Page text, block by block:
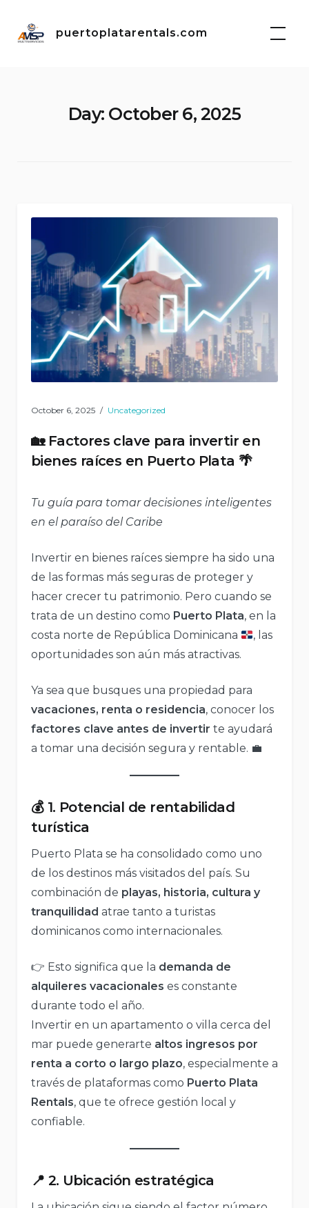
content
puertoplatarentals.com
Day: October 6, 2025
October 6, 2025 Uncategorized
🏡 Factores clave para invertir en
bienes raíces en Puerto Plata 🌴
Tu guía para tomar decisiones inteligentes
en el paraíso del Caribe
Invertir en bienes raíces siempre ha sido una
de las formas más seguras de proteger y
hacer crecer tu patrimonio. Pero cuando se
trata de un destino como Puerto Plata, en la
costa norte de República Dominicana
, las
oportunidades son aún más atractivas.
Ya sea que busques una propiedad para
vacaciones, renta o residencia, conocer los
factores clave antes de invertir te ayudará
a tomar una decisión segura y rentable. 💼
💰 1. Potencial de rentabilidad
turística
Puerto Plata se ha consolidado como uno
de los destinos más visitados del país. Su
combinación de playas, historia, cultura y
tranquilidad atrae tanto a turistas
dominicanos como internacionales.
👉 Esto significa que la demanda de
alquileres vacacionales es constante
durante todo el año.
Invertir en un apartamento o villa cerca del
mar puede generarte altos ingresos por
renta a corto o largo plazo, especialmente a
través de plataformas como Puerto Plata
Rentals, que te ofrece gestión local y
confiable.
📍 2. Ubicación estratégica